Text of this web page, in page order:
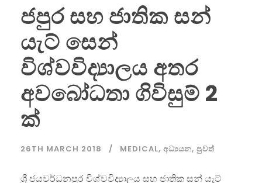
ජපුර සහ ජාතික සන්
යැට් සෙන්
විශ්වවිද්‍යාලය අතර
අවබෝධතා ගිවිසුම් 2
ක්
26TH MARCH 2018 MEDICAL, අධ්‍යයන, පුවත්
ශ්‍රී ජයවර්ධනපුර විශ්වවිද්‍යාලය සහ ජාතික සන් යැට්